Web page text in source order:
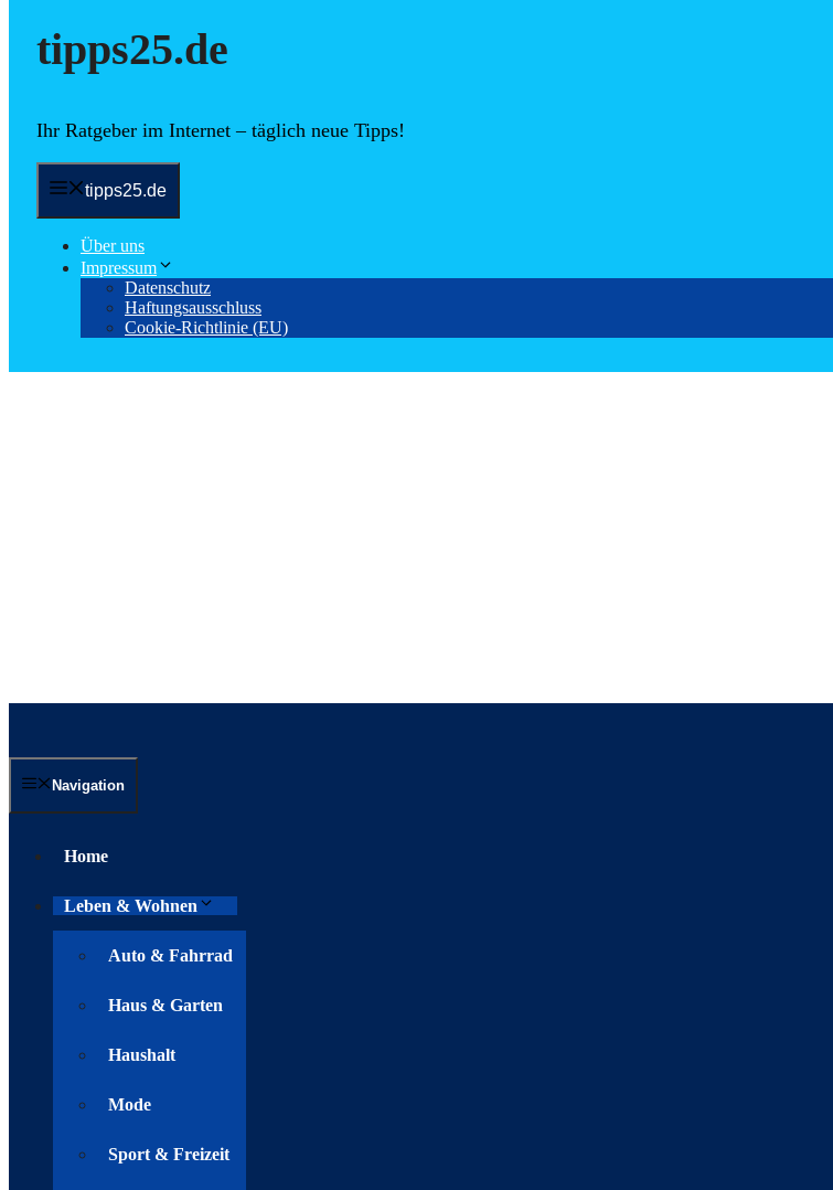
tipps25.de
Ihr Ratgeber im Internet – täglich neue Tipps!
tipps25.de
Über uns
Impressum
Datenschutz
Haftungsausschluss
Cookie-Richtlinie (EU)
Navigation
Home
Leben & Wohnen
Auto & Fahrrad
Haus & Garten
Haushalt
Mode
Sport & Freizeit